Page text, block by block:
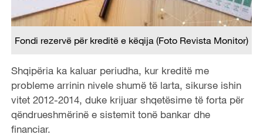
Fondi rezervë për kreditë e këqija (Foto Revista Monitor)
Shqipëria ka kaluar periudha, kur kreditë me
probleme arrinin nivele shumë të larta, sikurse ishin
vitet 2012-2014, duke krijuar shqetësime të forta për
qëndrueshmërinë e sistemit tonë bankar dhe
financiar.